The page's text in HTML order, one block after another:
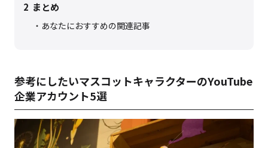
2 まとめ
あなたにおすすめの関連記事
参考にしたいマスコットキャラクターのYouTube
企業アカウント5選